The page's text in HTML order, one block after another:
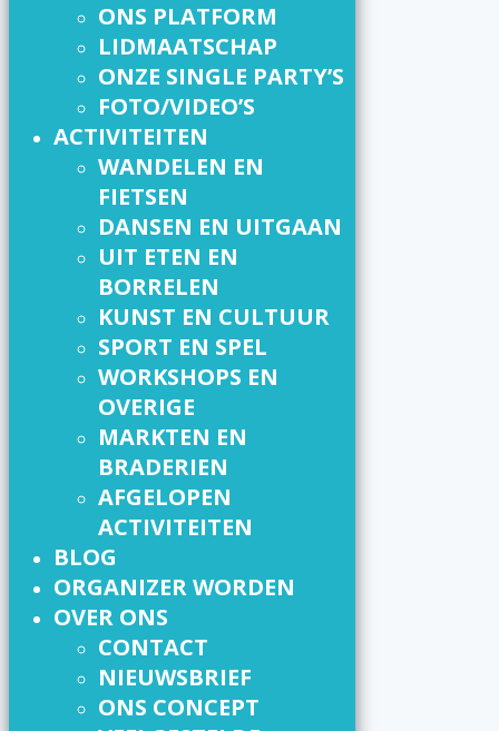
ONS PLATFORM
LIDMAATSCHAP
ONZE SINGLE PARTY’S
FOTO/VIDEO’S
ACTIVITEITEN
WANDELEN EN
FIETSEN
DANSEN EN UITGAAN
UIT ETEN EN
BORRELEN
KUNST EN CULTUUR
SPORT EN SPEL
WORKSHOPS EN
OVERIGE
MARKTEN EN
BRADERIEN
AFGELOPEN
ACTIVITEITEN
BLOG
ORGANIZER WORDEN
OVER ONS
CONTACT
NIEUWSBRIEF
ONS CONCEPT